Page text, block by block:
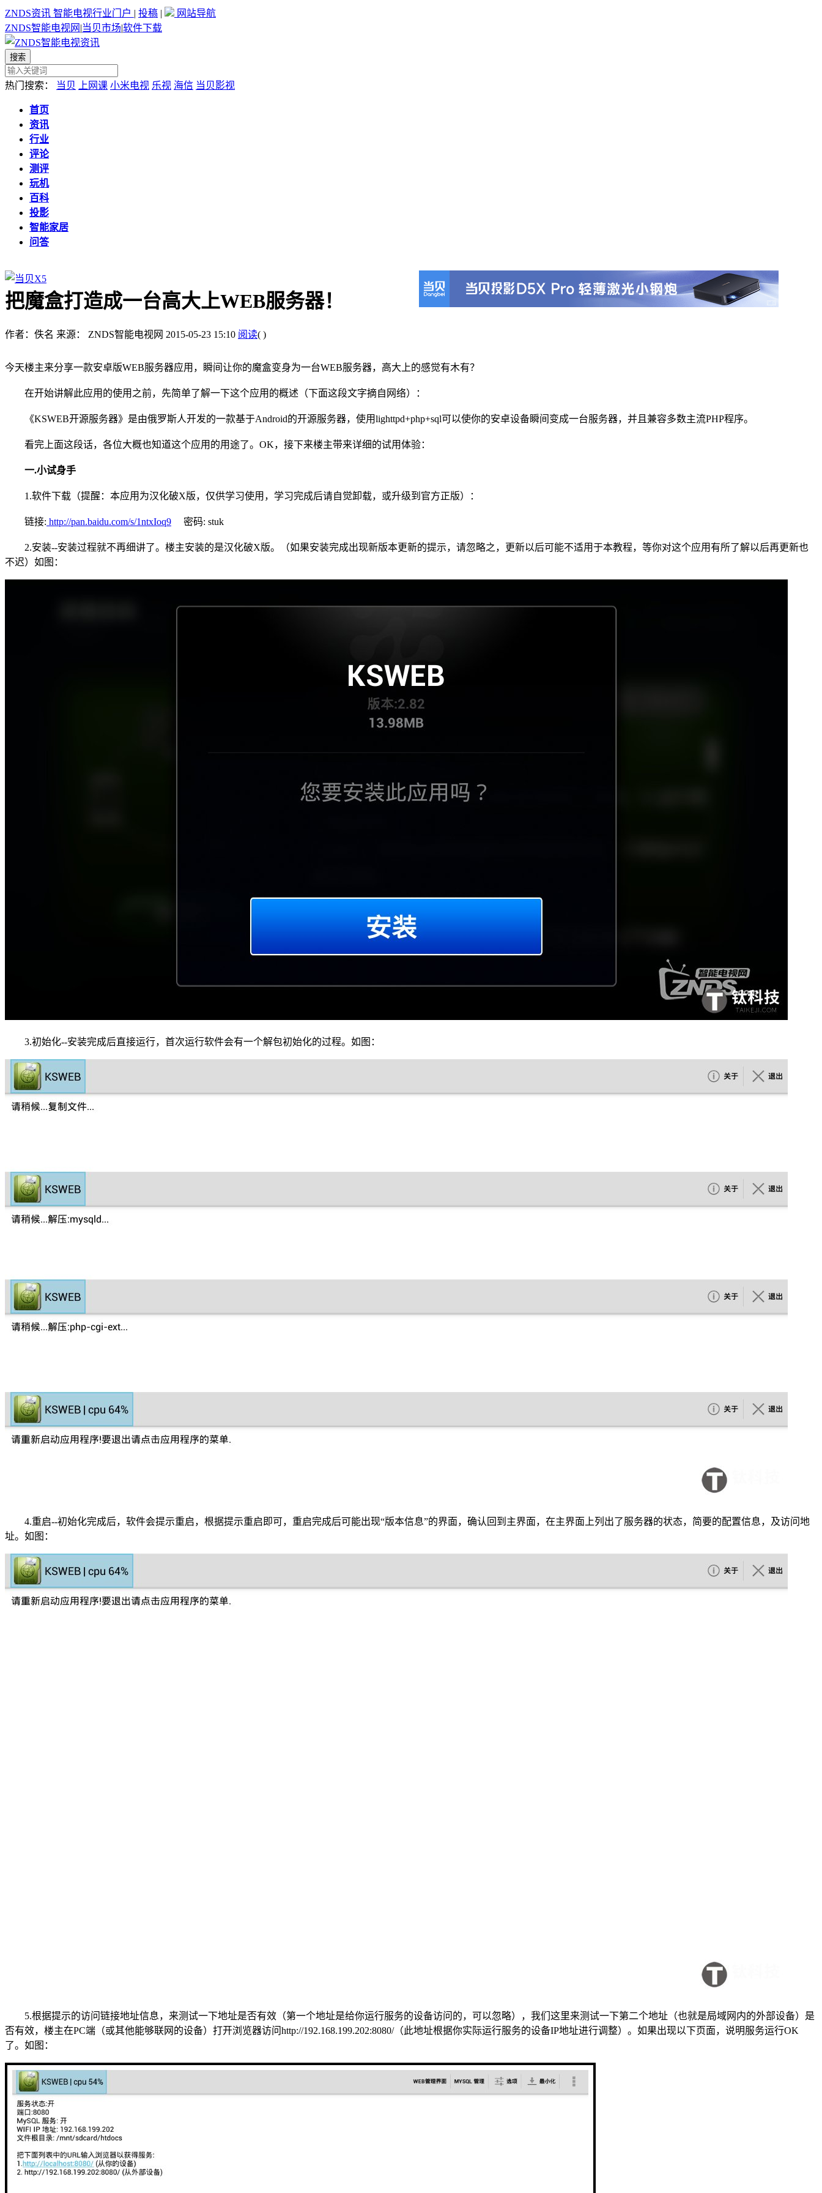
ZNDS资讯 智能电视行业门户 | 投稿 |
网站导航
ZNDS智能电视网 |当贝市场|软件下载
热门搜索： 当贝 上网课 小米电视 乐视 海信 当贝影视
首页
资讯
行业
评论
测评
玩机
百科
投影
智能家居
问答
把魔盒打造成一台高大上WEB服务器！
作者：佚名 来源： ZNDS智能电视网 2015-05-23 15:10 阅读( )
今天楼主来分享一款安卓版WEB服务器应用，瞬间让你的魔盒变身为一台WEB服务器，高大上的感觉有木有？
在开始讲解此应用的使用之前，先简单了解一下这个应用的概述（下面这段文字摘自网络）：
《KSWEB开源服务器》是由俄罗斯人开发的一款基于Android的开源服务器，使用lighttpd+php+sql可以使你的安卓设备瞬间变成一台服务器，并且兼容多数主流PHP程序。
看完上面这段话，各位大概也知道这个应用的用途了。OK，接下来楼主带来详细的试用体验：
一.小试身手
1.软件下载（提醒：本应用为汉化破X版，仅供学习使用，学习完成后请自觉卸载，或升级到官方正版）：
链接: http://pan.baidu.com/s/1ntxIoq9 密码: stuk
2.安装--安装过程就不再细讲了。楼主安装的是汉化破X版。（如果安装完成出现新版本更新的提示，请忽略之，更新以后可能不适用于本教程，等你对这个应用有所了解以后再更新也
不迟）如图：
3.初始化--安装完成后直接运行，首次运行软件会有一个解包初始化的过程。如图：
4.重启--初始化完成后，软件会提示重启，根据提示重启即可，重启完成后可能出现“版本信息”的界面，确认回到主界面，在主界面上列出了服务器的状态，简要的配置信息，及访问地
址。如图：
5.根据提示的访问链接地址信息，来测试一下地址是否有效（第一个地址是给你运行服务的设备访问的，可以忽略），我们这里来测试一下第二个地址（也就是局域网内的外部设备）是
否有效，楼主在PC端（或其他能够联网的设备）打开浏览器访问http://192.168.199.202:8080/（此地址根据你实际运行服务的设备IP地址进行调整）。如果出现以下页面，说明服务运行OK
了。如图：